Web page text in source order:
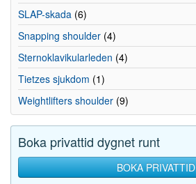
SLAP-skada (6)
Snapping shoulder (4)
Sternoklavikularleden (4)
Tietzes sjukdom (1)
Weightlifters shoulder (9)
Boka privattid dygnet runt
BOKA PRIVATTID